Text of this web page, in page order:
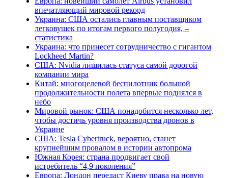
впечатляющий мировой рекорд
Украина: США остались главным поставщиком
легковушек по итогам первого полугодия, –
статистика
Украина: что принесет сотрудничество с гигантом
Lockheed Martin?
США: Nvidia лишилась статуса самой дорогой
компании мира
Китай: многоцелевой беспилотник большой
продолжительности полета впервые поднялся в
небо
Мировой рынок: США понадобится несколько лет,
чтобы достичь уровня производства дронов в
Украине
США: Tesla Cybertruck, вероятно, станет
крупнейшим провалом в истории автопрома
Южная Корея: страна продвигает свой
истребитель “4,9 поколения”
Европа: Лондон передаст Киеву права на новую